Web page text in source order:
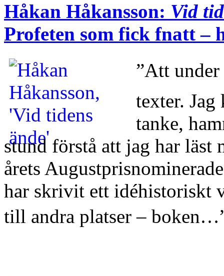
Håkan Håkansson: Vid
Profeten som fick fnatt –
”Att
texter.
tanke,
stund förstå att jag har läst
årets
har skrivit ett idéhistoriskt
till andra platser –